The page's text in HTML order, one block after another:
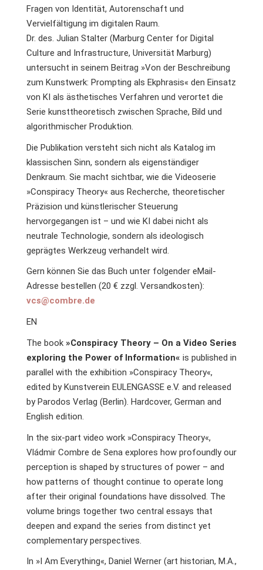
Fragen von Identität, Autorenschaft und
Vervielfältigung im digitalen Raum.
Dr. des. Julian Stalter (Marburg Center for Digital
Culture and Infrastructure, Universität Marburg)
untersucht in seinem Beitrag »Von der Beschreibung
zum Kunstwerk: Prompting als Ekphrasis« den Einsatz
von KI als ästhetisches Verfahren und verortet die
Serie kunsttheoretisch zwischen Sprache, Bild und
algorithmischer Produktion.
Die Publikation versteht sich nicht als Katalog im
klassischen Sinn, sondern als eigenständiger
Denkraum. Sie macht sichtbar, wie die Videoserie
»Conspiracy Theory« aus Recherche, theoretischer
Präzision und künstlerischer Steuerung
hervorgegangen ist – und wie KI dabei nicht als
neutrale Technologie, sondern als ideologisch
geprägtes Werkzeug verhandelt wird.
Gern können Sie das Buch unter folgender eMail-
Adresse bestellen (20 € zzgl. Versandkosten):
vcs@combre.de
EN
The book »Conspiracy Theory – On a Video Series
exploring the Power of Information« is published in
parallel with the exhibition »Conspiracy Theory«,
edited by Kunstverein EULENGASSE e.V. and released
by Parodos Verlag (Berlin). Hardcover, German and
English edition.
In the six-part video work »Conspiracy Theory«,
Vládmir Combre de Sena explores how profoundly our
perception is shaped by structures of power – and
how patterns of thought continue to operate long
after their original foundations have dissolved. The
volume brings together two central essays that
deepen and expand the series from distinct yet
complementary perspectives.
In »I Am Everything«, Daniel Werner (art historian, M.A.,